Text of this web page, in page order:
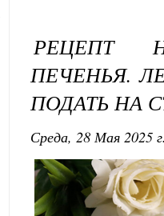
РЕЦЕПТ
ПЕЧЕНЬЯ.
ПОДАТЬ НА
Среда, 28 Мая 2025